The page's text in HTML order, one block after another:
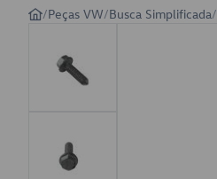
/Peças VW/Busca Simplificada/